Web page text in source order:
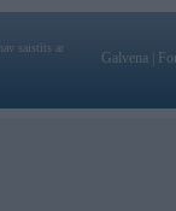
saistīts ar
Galvena